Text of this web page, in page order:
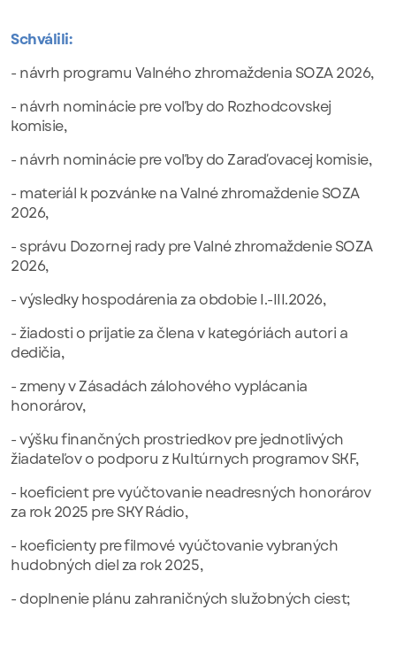
Schválili:
- návrh programu Valného zhromaždenia SOZA 2026,
- návrh nominácie pre voľby do Rozhodcovskej
komisie,
- návrh nominácie pre voľby do Zaraďovacej komisie,
- materiál k pozvánke na Valné zhromaždenie SOZA
2026,
- správu Dozornej rady pre Valné zhromaždenie SOZA
2026,
- výsledky hospodárenia za obdobie I.-III.2026,
- žiadosti o prijatie za člena v kategóriách autori a
dedičia,
- zmeny v Zásadách zálohového vyplácania
honorárov,
- výšku finančných prostriedkov pre jednotlivých
žiadateľov o podporu z Kultúrnych programov SKF,
- koeficient pre vyúčtovanie neadresných honorárov
za rok 2025 pre SKY Rádio,
- koeficienty pre filmové vyúčtovanie vybraných
hudobných diel za rok 2025,
- doplnenie plánu zahraničných služobných ciest;